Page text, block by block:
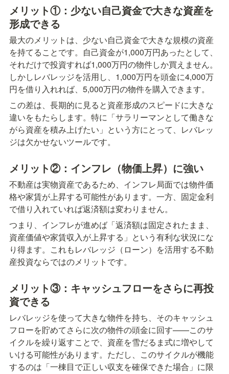
メリット①：少ない自己資金で大きな資産を
形成できる
最大のメリットは、少ない自己資金で大きな規模の資産
を持てることです。自己資金が1,000万円あったとして、
それだけで投資すれば1,000万円の物件しか買えません。
しかしレバレッジを活用し、1,000万円を頭金に4,000万
円を借り入れれば、5,000万円の物件を購入できます。
この差は、長期的に見ると資産形成のスピードに大きな
違いをもたらします。特に「サラリーマンとして働きな
がら資産を積み上げたい」という方にとって、レバレッ
ジは欠かせないツールです。
メリット②：インフレ（物価上昇）に強い
不動産は実物資産であるため、インフレ局面では物件価
格や家賃が上昇する可能性があります。一方、固定金利
で借り入れていれば返済額は変わりません。
つまり、インフレが進めば「返済額は固定されたまま、
資産価値や家賃収入が上昇する」という有利な状況にな
り得ます。これもレバレッジ（ローン）を活用する不動
産投資ならではのメリットです。
メリット③：キャッシュフローをさらに再投
資できる
レバレッジを使って大きな物件を持ち、そのキャッシュ
フローを貯めてさらに次の物件の頭金に回す——このサ
イクルを繰り返すことで、資産を雪だるま式に増やして
いける可能性があります。ただし、このサイクルが機能
するのは「一棟目で正しい収支を確保できた場合」に限